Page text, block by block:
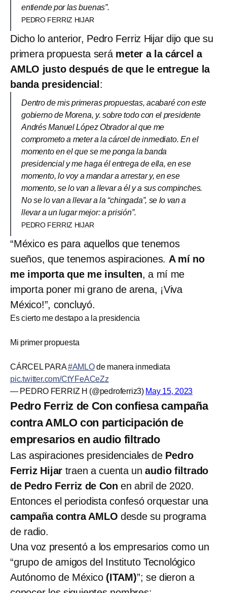
entiende por las buenas”.
PEDRO FERRIZ HIJAR
Dicho lo anterior, Pedro Ferriz Hijar dijo que su
primera propuesta será meter a la cárcel a
AMLO justo después de que le entregue la
banda presidencial :
Dentro de mis primeras propuestas, acabaré con este
gobierno de Morena, y. sobre todo con el presidente
Andrés Manuel López Obrador al que me
comprometo a meter a la cárcel de inmediato. En el
momento en el que se me ponga la banda
presidencial y me haga él entrega de ella, en ese
momento, lo voy a mandar a arrestar y, en ese
momento, se lo van a llevar a él y a sus compinches.
No se lo van a llevar a la “chingada”, se lo van a
llevar a un lugar mejor: a prisión”.
PEDRO FERRIZ HIJAR
“México es para aquellos que tenemos
sueños, que tenemos aspiraciones. A mí no
me importa que me insulten, a mí me
importa poner mi grano de arena, ¡Viva
México!”, concluyó.
Es cierto me destapo a la presidencia
Mi primer propuesta
CÁRCEL PARA#AMLOde manera inmediata
pic.twitter.com/CtYFeACeZz
— PEDRO FERRIZ H (@pedroferriz3) May 15, 2023
Pedro Ferriz de Con confiesa campaña
contra AMLO con participación de
empresarios en audio filtrado
Las aspiraciones presidenciales de Pedro
Ferriz Hijar traen a cuenta unaudio filtrado
de Pedro Ferriz de Conen abril de 2020.
Entonces el periodista confesó orquestar una
campaña contra AMLO desde su programa
de radio.
Una voz presentó a los empresarios como un
“grupo de amigos del Instituto Tecnológico
Autónomo de México (ITAM)”; se dieron a